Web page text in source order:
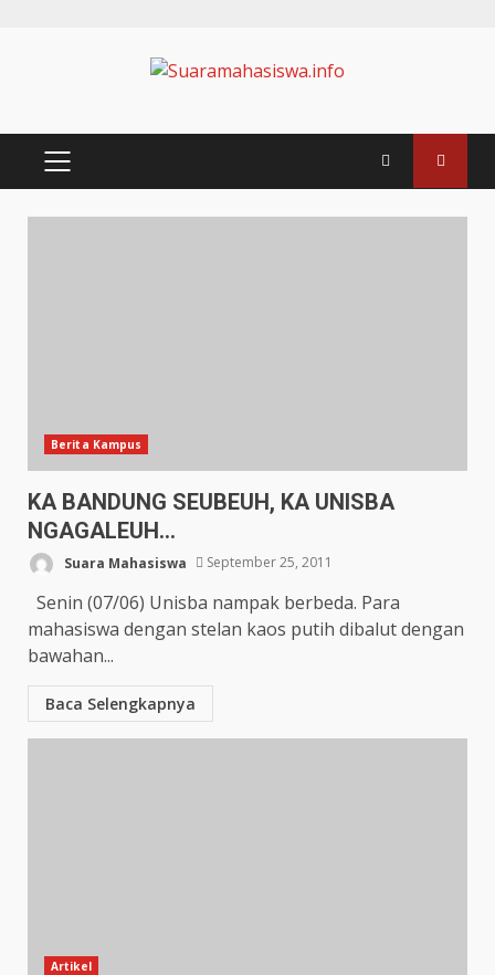
Berita Kampus
KA BANDUNG SEUBEUH, KA UNISBA
NGAGALEUH…
Suara Mahasiswa September 25, 2011
Senin (07/06) Unisba nampak berbeda. Para
mahasiswa dengan stelan kaos putih dibalut dengan
bawahan...
Baca Selengkapnya
Artikel